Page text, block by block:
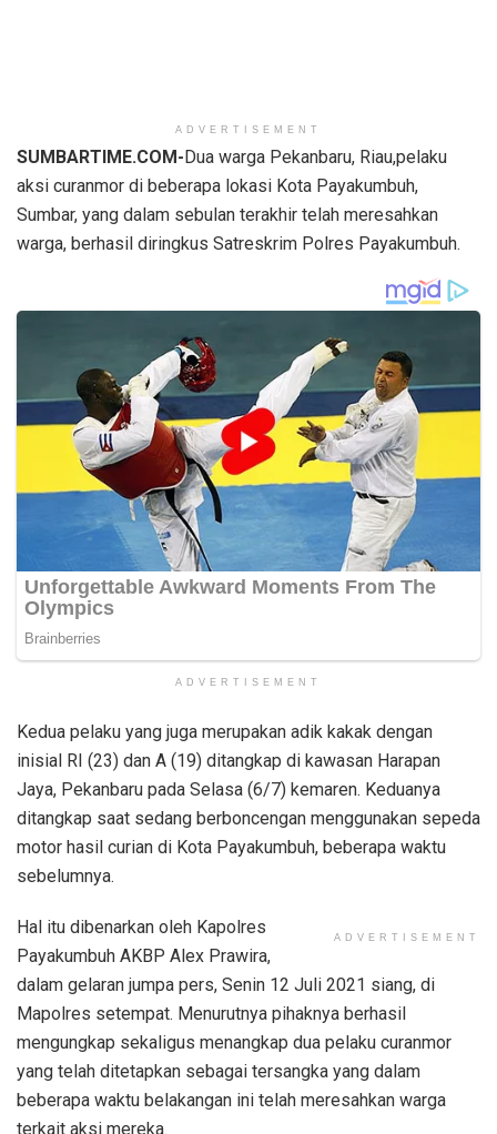
ADVERTISEMENT
SUMBARTIME.COM- Dua warga Pekanbaru, Riau,pelaku
aksi curanmor di beberapa lokasi Kota Payakumbuh,
Sumbar, yang dalam sebulan terakhir telah meresahkan
warga, berhasil diringkus Satreskrim Polres Payakumbuh.
ADVERTISEMENT
Kedua pelaku yang juga merupakan adik kakak dengan
inisial RI (23) dan A (19) ditangkap di kawasan Harapan
Jaya, Pekanbaru pada Selasa (6/7) kemaren. Keduanya
ditangkap saat sedang berboncengan menggunakan sepeda
motor hasil curian di Kota Payakumbuh, beberapa waktu
sebelumnya.
ADVERTISEMENT
Hal itu dibenarkan oleh Kapolres
Payakumbuh AKBP Alex Prawira,
dalam gelaran jumpa pers, Senin 12 Juli 2021 siang, di
Mapolres setempat. Menurutnya pihaknya berhasil
mengungkap sekaligus menangkap dua pelaku curanmor
yang telah ditetapkan sebagai tersangka yang dalam
beberapa waktu belakangan ini telah meresahkan warga
terkait aksi mereka.